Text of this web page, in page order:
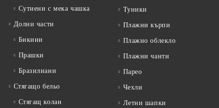
Сутиени с мека чашка
Долни части
Бикини
Прашки
Бразилиани
Стягащо бельо
Стягащ колан
Туники
Плажни кърпи
Плажно облекло
Плажни чанти
Парео
Чехли
Летни шапки